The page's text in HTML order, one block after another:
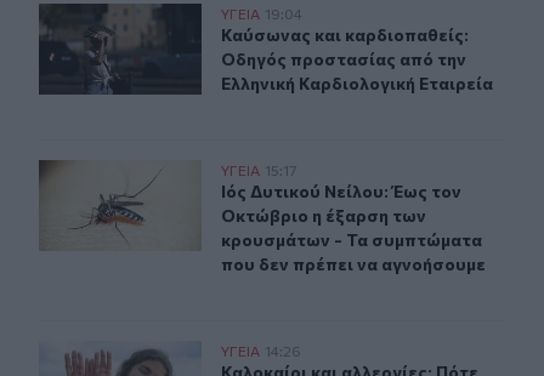
Καύσωνας και καρδιοπαθείς: Οδηγός προστασίας από
ΥΓΕΙΑ 19:04
Καύσωνας και καρδιοπαθείς:
Καύσωνας και καρδιοπαθείς:
Οδηγός προστασίας από την
Ελληνική Καρδιολογική Εταιρεία
Ιός Δυτικού Νείλου: Έως τον Οκτώβριο η έξαρση των
ΥΓΕΙΑ 15:17
Ιός Δυτικού Νείλου: Έως τον
Ιός Δυτικού Νείλου: Έως τον
Οκτώβριο η έξαρση των
κρουσμάτων - Τα συμπτώματα
που δεν πρέπει να αγνοήσουμε
Καλοκαίρι και αλλεργίες: Πότε απαιτείται προσοχή
ΥΓΕΙΑ 14:26
Καλοκαίρι και αλλεργίες: Πότε